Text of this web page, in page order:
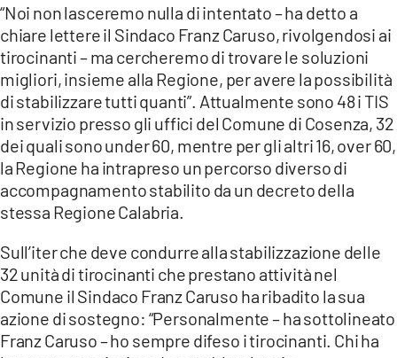
ILVIBONESE.IT
CATANZAROCHANNEL.IT
LACAPITALENEWS.IT
App
ANDROID
APPLE
“Noi non lasceremo nulla di intentato – ha detto a
chiare lettere il Sindaco Franz Caruso, rivolgendosi ai
tirocinanti – ma cercheremo di trovare le soluzioni
migliori, insieme alla Regione, per avere la possibilità
di stabilizzare tutti quanti”. Attualmente sono 48 i TIS
in servizio presso gli uffici del Comune di Cosenza, 32
dei quali sono under 60, mentre per gli altri 16, over 60,
la Regione ha intrapreso un percorso diverso di
accompagnamento stabilito da un decreto della
stessa Regione Calabria.
Sull’iter che deve condurre alla stabilizzazione delle
32 unità di tirocinanti che prestano attività nel
Comune il Sindaco Franz Caruso ha ribadito la sua
azione di sostegno: “Personalmente – ha sottolineato
Franz Caruso – ho sempre difeso i tirocinanti. Chi ha